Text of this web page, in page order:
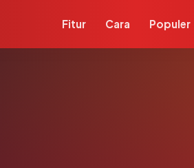
Fitur Cara Populer